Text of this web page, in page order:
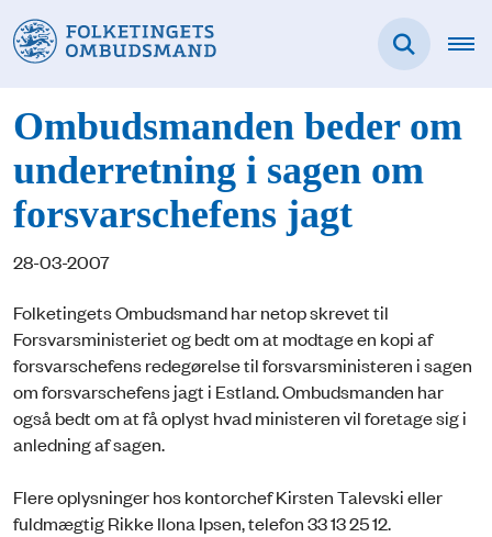
Ombudsmanden beder om
underretning i sagen om
forsvarschefens jagt
28-03-2007
Folketingets Ombudsmand har netop skrevet til
Forsvarsministeriet og bedt om at modtage en kopi af
forsvarschefens redegørelse til forsvarsministeren i sagen
om forsvarschefens jagt i Estland. Ombudsmanden har
også bedt om at få oplyst hvad ministeren vil foretage sig i
anledning af sagen.
Flere oplysninger hos kontorchef Kirsten Talevski eller
fuldmægtig Rikke Ilona Ipsen, telefon 33 13 25 12.